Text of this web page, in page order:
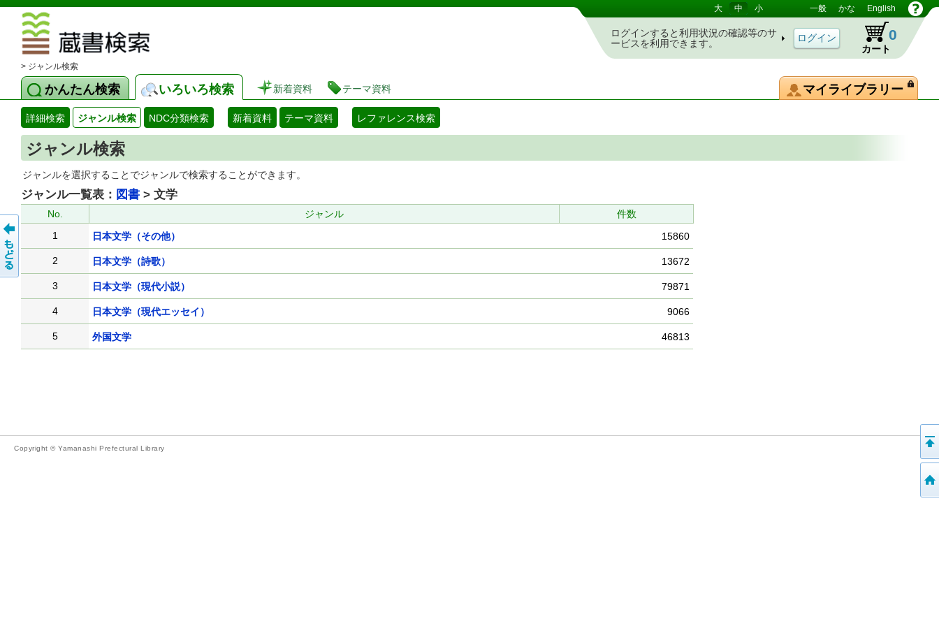
大 中 小 一般 かな English
ログインすると利用状況の確認等のサ
ービスを利用できます。
カート
0
> ジャンル検索
かんたん検索 いろいろ検索 新着資料 テーマ資料 マイライブラリー
詳細検索 ジャンル検索 NDC分類検索 新着資料 テーマ資料 レファレンス検索
ジャンル検索
ジャンルを選択することでジャンルで検索することができます。
ジャンル一覧表： 図書 > 文学
No. ジャンル
件数
1
日本文学（その他） 15860
2 日本文学（詩歌） 13672
3 日本文学（現代小説） 79871
4 日本文学（現代エッセイ） 9066
5 外国文学 46813
Copyright © Yamanashi Prefectural Library